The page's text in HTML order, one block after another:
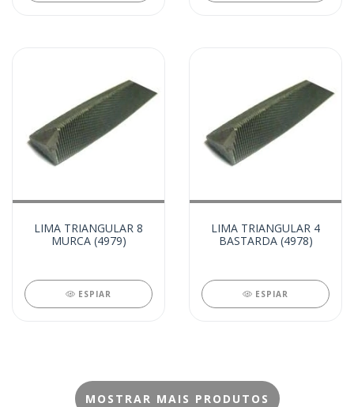
LIMA TRIANGULAR 8
MURCA (4979)
ESPIAR
LIMA TRIANGULAR 4
BASTARDA (4978)
ESPIAR
MOSTRAR MAIS PRODUTOS